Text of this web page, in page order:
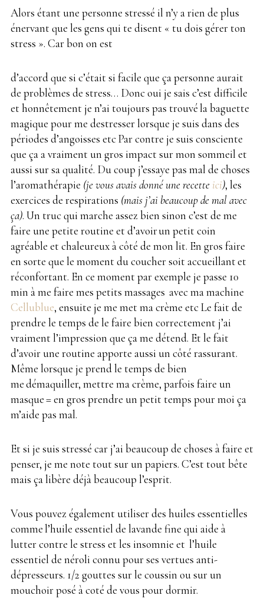
Alors étant une personne stressé il n’y a rien de plus
énervant que les gens qui te disent « tu dois gérer ton
stress ». Car bon on est
d’accord que si c’était si facile que ça personne aurait
de problèmes de stress… Donc oui je sais c’est difficile
et honnêtement je n’ai toujours pas trouvéla baguette
magique pour me destresser lorsque je suis dans des
périodes d’angoisses etcPar contre je suis consciente
que ça a vraiment un gros impact sur mon sommeil et
aussi sur sa qualité. Du coup j’essaye pas mal de choses
l’aromathérapie (je vous avais donné une recette ici), les
exercices de respirations (mais j’ai beaucoup de mal avec
ça). Un truc qui marche assez bien sinon c’est de me
faire une petite routine et d’avoir.un petit coin
agréable et chaleureux à côté de mon lit. En gros faire
en sorte que le moment du coucher soit accueillantet
réconfortant. En ce moment par exemple je passe 10
min à me faire mes petits massages avec ma machine
Cellublue, ensuite je me met ma crème etc Le fait de
prendre le temps de le faire bien correctement j’ai
vraiment l’impression que ça me détend. Et le fait
d’avoir une routine apporte aussi un côté rassurant.
Même lorsque je prend le temps de bien
medémaquiller, mettre ma crème, parfois faire un
masque= en gros prendre un petit temps pour moi ça
m’aide pas mal.
Et si je suis stressé car j’ai beaucoup de choses à faire et
penser, je me note tout sur un papiers. C’est tout bête
mais ça libère déjà beaucoup l’esprit.
Vous pouvez également utiliser des huiles essentielles
commel’huile essentiel de lavande fine qui aide à
lutter contre le stress et les insomnie et l’huile
essentiel de néroli connu pour ses vertues anti-
dépresseurs. 1/2 gouttes sur le coussin ou sur un
mouchoir posé à coté de vous pour dormir.